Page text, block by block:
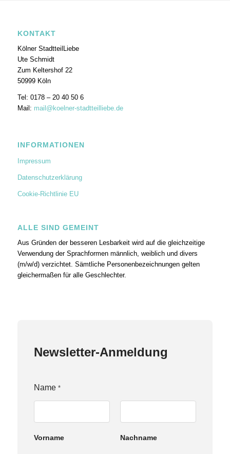
KONTAKT
Kölner StadtteilLiebe
Ute Schmidt
Zum Keltershof 22
50999 Köln
Tel: 0178 – 20 40 50 6
Mail: mail@koelner-stadtteilliebe.de
INFORMATIONEN
Impressum
Datenschutzerklärung
Cookie-Richtlinie EU
ALLE SIND GEMEINT
Aus Gründen der besseren Lesbarkeit wird auf die gleichzeitige
Verwendung der Sprachformen männlich, weiblich und divers
(m/w/d) verzichtet. Sämtliche Personenbezeichnungen gelten
gleichermaßen für alle Geschlechter.
Newsletter-Anmeldung
Name *
Vorname Nachname